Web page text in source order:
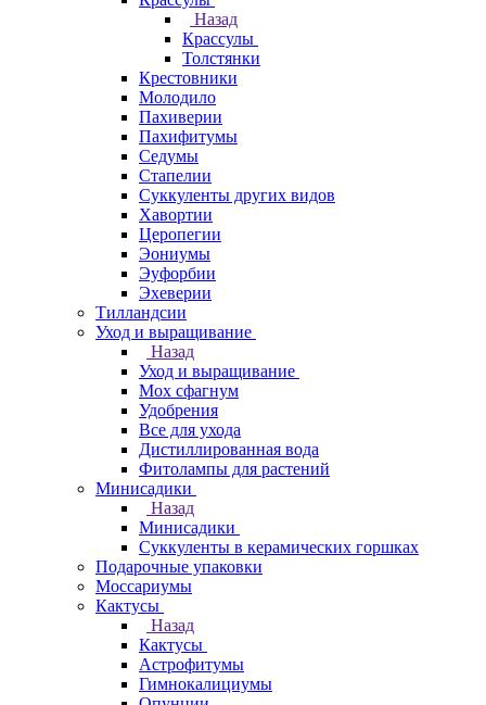
Назад
Крассулы
Толстянки
Крестовники
Молодило
Пахиверии
Пахифитумы
Седумы
Стапелии
Суккуленты других видов
Хавортии
Церопегии
Эониумы
Эуфорбии
Эхеверии
Тилландсии
Уход и выращивание
Назад
Уход и выращивание
Мох сфагнум
Удобрения
Все для ухода
Дистиллированная вода
Фитолампы для растений
Минисадики
Назад
Минисадики
Суккуленты в керамических горшках
Подарочные упаковки
Моссариумы
Кактусы
Назад
Кактусы
Астрофитумы
Гимнокалициумы